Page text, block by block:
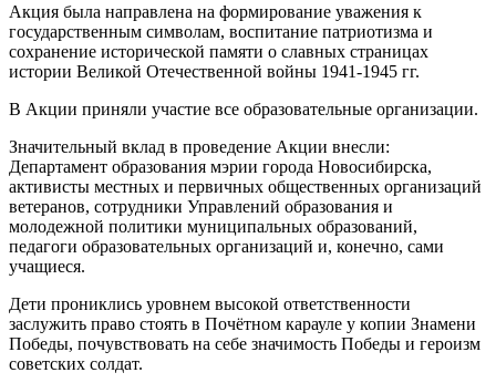
Акция была направлена на формирование уважения к
государственным символам, воспитание патриотизма и
сохранение исторической памяти о славных страницах
истории Великой Отечественной войны 1941-1945 гг.
В Акции приняли участие все образовательные организации.
Значительный вклад в проведение Акции внесли:
Департамент образования мэрии города Новосибирска,
активисты местных и первичных общественных организаций
ветеранов, сотрудники Управлений образования и
молодежной политики муниципальных образований,
педагоги образовательных организаций и, конечно, сами
учащиеся.
Дети прониклись уровнем высокой ответственности
заслужить право стоять в Почётном карауле у копии Знамени
Победы, почувствовать на себе значимость Победы и героизм
советских солдат.